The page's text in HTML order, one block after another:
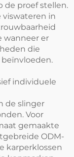
de proef stellen.
viswateren in
wanneer er
die
individuele
de slinger
Voor
gemaakte
ODM-
karperklossen